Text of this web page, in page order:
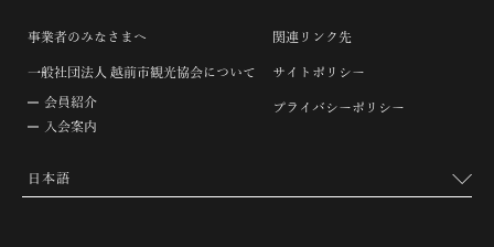
事業者のみなさまへ
一般社団法人 越前市観光協会について
会員紹介
入会案内
関連リンク先
サイトポリシー
プライバシーポリシー